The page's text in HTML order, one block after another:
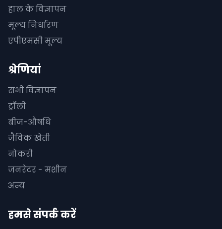
हाल के विज्ञापन
मूल्य निर्धारण
एपीएमसी मूल्य
श्रेणियां
सभी विज्ञापन
ट्रॉली
बीज-औषधि
जैविक खेती
नोकरी
जनरेटर - मशीन
अन्य
हमसे संपर्क करें